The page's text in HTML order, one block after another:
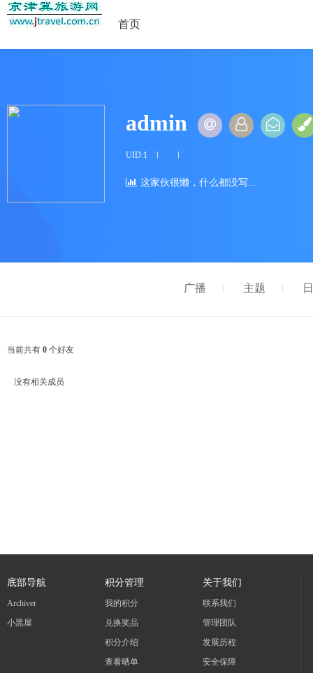
首页
admin
UID:1
这家伙很懒，什么都没写...
广播 主题
当前共有 0 个好友
没有相关成员
底部导航
Archiver
小黑屋
积分管理
我的积分
兑换奖品
积分介绍
查看晒单
关于我们
联系我们
管理团队
发展历程
安全保障